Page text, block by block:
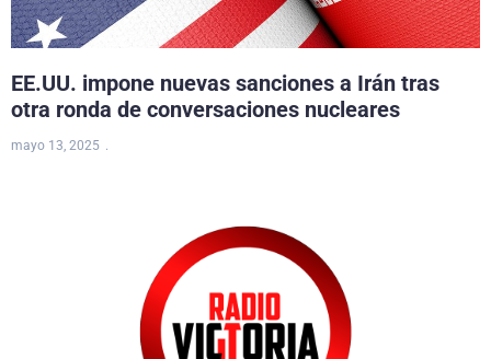
EE.UU. impone nuevas sanciones a Irán tras
otra ronda de conversaciones nucleares
mayo 13, 2025